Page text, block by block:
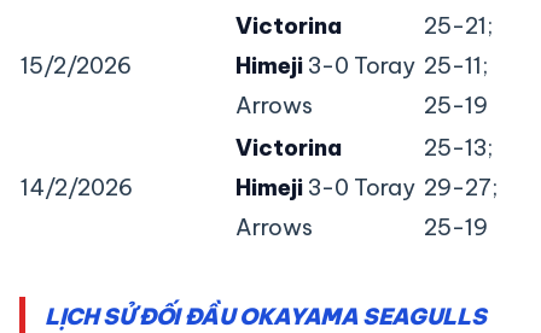
15/2/2026
Victorina
Himeji 3-0 Toray
Arrows
25-21;
25-11;
25-19
14/2/2026
Victorina
Himeji 3-0 Toray
Arrows
25-13;
29-27;
25-19
LỊCH SỬ ĐỐI ĐẦU OKAYAMA SEAGULLS